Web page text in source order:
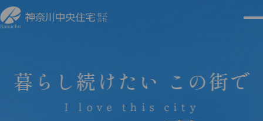
暮らし続けたい この街で
I love this city